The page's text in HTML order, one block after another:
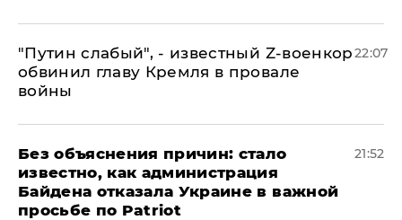
​"Путин слабый", - известный Z-военкор
обвинил главу Кремля в провале
войны
22:07
Без объяснения причин: стало
известно, как администрация
Байдена отказала Украине в важной
просьбе по Patriot
21:52